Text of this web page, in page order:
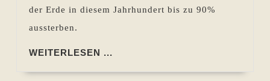
der Erde in diesem Jahrhundert bis zu 90%
aussterben.
WEITERLESEN ...